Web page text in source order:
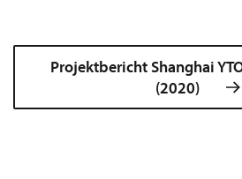
Projektbericht Shanghai
(2020)